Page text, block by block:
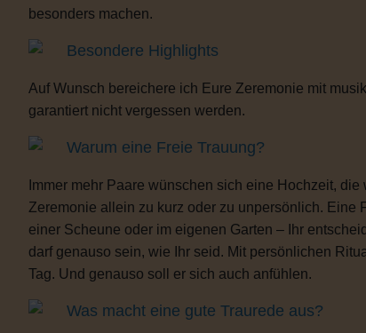
besonders machen.
Besondere Highlights
Auf Wunsch bereichere ich Eure Zeremonie mit
garantiert nicht vergessen werden.
Warum eine Freie Trauung?
Immer mehr Paare wünschen sich eine Hochzeit,
Zeremonie allein zu kurz oder zu unpersönlich. Eine
einer Scheune oder im eigenen Garten – Ihr
darf genauso sein, wie Ihr seid. Mit persönlichen
Tag. Und genauso soll er sich auch anfühlen.
Was macht eine gute Traurede aus?